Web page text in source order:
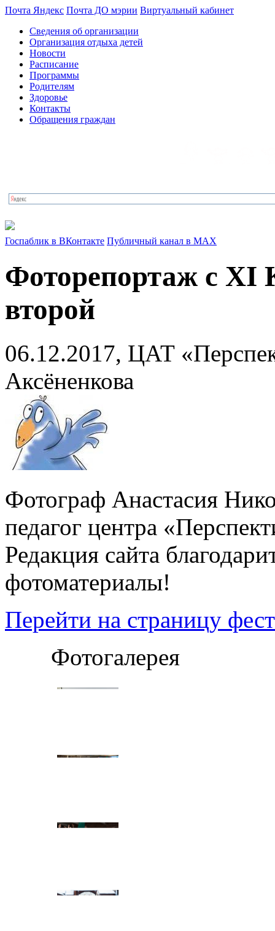
Почта Яндекс Почта ДО мэрии Виртуальный кабинет
Сведения об организации
Организация отдыха детей
Новости
Расписание
Программы
Родителям
Здоровье
Контакты
Обращения граждан
Госпаблик в ВКонтакте Публичный канал в MAX
Фоторепортаж с XI
второй
06.12.2017, ЦАТ
Аксёненкова
Фотограф Анастасия
педагог центра
Редакция сайта
фотоматериалы!
Перейти на страницу
Фотогалерея